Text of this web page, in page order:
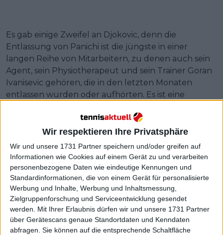
Wir respektieren Ihre Privatsphäre
Wir und unsere 1731 Partner speichern und/oder greifen auf
Informationen wie Cookies auf einem Gerät zu und verarbeiten
personenbezogene Daten wie eindeutige Kennungen und
Standardinformationen, die von einem Gerät für personalisierte
Werbung und Inhalte, Werbung und Inhaltsmessung,
Zielgruppenforschung und Serviceentwicklung gesendet
werden. Mit Ihrer Erlaubnis dürfen wir und unsere 1731 Partner
über Gerätescans genaue Standortdaten und Kenndaten
abfragen. Sie können auf die entsprechende Schaltfläche
Es gab einige Zweifel an Djokovic, denn die
Entlassung von Panichi ist die jüngste in einer
langen Reihe von Mitarbeitern, zu denen auch sein
Agent, sein Physiotherapeut und sein Trainer Goran
Ivanisevic gehören, die in den letzten Monaten
entlassen wurden oder aufhörten. Es ist eine
Djokovics Karriere und eine, die er anscheinend
anders bewältigen wird.
Weiterlesen
Langjähriger Fitnesstrainer von
Novak Djokovic Marco Panichi
verlässt Team, der Umbruch geht
weiter